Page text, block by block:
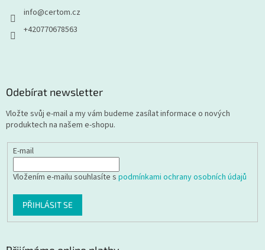
info@certom.cz
+420770678563
Odebírat newsletter
Vložte svůj e-mail a my vám budeme zasílat informace o nových
produktech na našem e-shopu.
E-mail
Vložením e-mailu souhlasíte s podmínkami ochrany osobních údajů
PŘIHLÁSIT SE